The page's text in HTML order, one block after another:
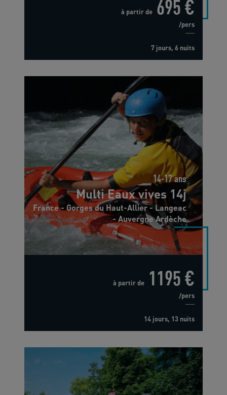
à partir de 695 €
/pers
7 jours, 6 nuits
14-17 ans
Multi Eaux vives 14j
France - Gorges du Haut-Allier - Langeac
- Auvergne Ardèche
à partir de 1195 €
/pers
14 jours, 13 nuits